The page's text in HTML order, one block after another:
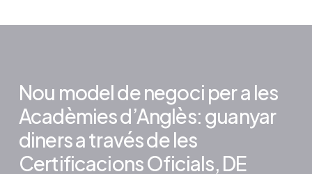
Nou model de negoci per a les
Acadèmies d’Anglès: guanyar
diners a través de les
Certificacions Oficials, DE